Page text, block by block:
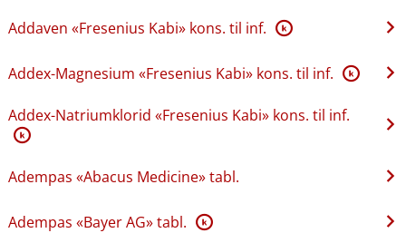
Addaven «Fresenius Kabi» kons. til inf. K
Addex-Magnesium «Fresenius Kabi» kons. til inf. K
Addex-Natriumklorid «Fresenius Kabi» kons. til inf.
K
Adempas «Abacus Medicine» tabl.
Adempas «Bayer AG» tabl. K